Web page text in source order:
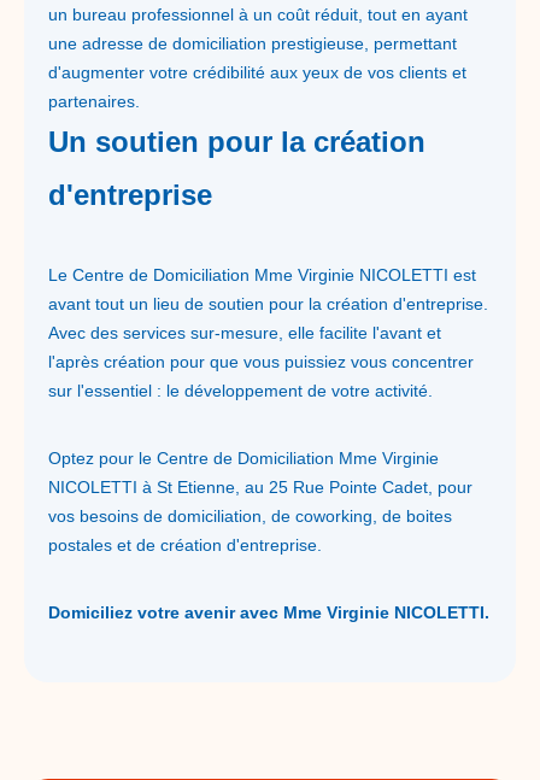
un bureau professionnel à un coût réduit, tout en ayant
une adresse de domiciliation prestigieuse, permettant
d'augmenter votre crédibilité aux yeux de vos clients et
partenaires.
Un soutien pour la création
d'entreprise
Le Centre de Domiciliation Mme Virginie NICOLETTI est
avant tout un lieu de soutien pour la création d'entreprise.
Avec des services sur-mesure, elle facilite l'avant et
l'après création pour que vous puissiez vous concentrer
sur l'essentiel : le développement de votre activité.
Optez pour le Centre de Domiciliation Mme Virginie
NICOLETTI à St Etienne, au 25 Rue Pointe Cadet, pour
vos besoins de domiciliation, de coworking, de boites
postales et de création d'entreprise.
Domiciliez votre avenir avec Mme Virginie NICOLETTI.